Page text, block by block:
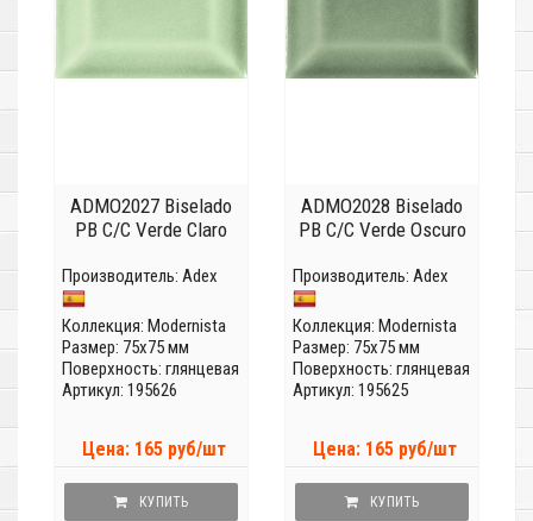
ADMO2027 Biselado
PB C/C Verde Claro
Производитель: Adex
Коллекция: Modernista
Размер: 75x75 мм
Поверхность: глянцевая
Артикул: 195626
Цена: 165 руб/шт
КУПИТЬ
ADMO2028 Biselado
PB C/C Verde Oscuro
Производитель: Adex
Коллекция: Modernista
Размер: 75x75 мм
Поверхность: глянцевая
Артикул: 195625
Цена: 165 руб/шт
КУПИТЬ